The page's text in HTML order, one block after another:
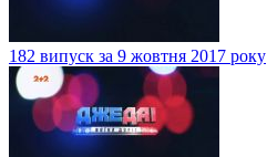
182 випуск за 9 жовтня 2017 року